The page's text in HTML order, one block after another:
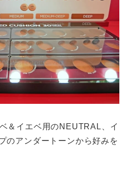
＆イエベ用のNEUTRAL、イ
のアンダートーンから好みを